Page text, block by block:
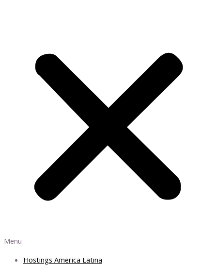
Menu
Hostings America Latina